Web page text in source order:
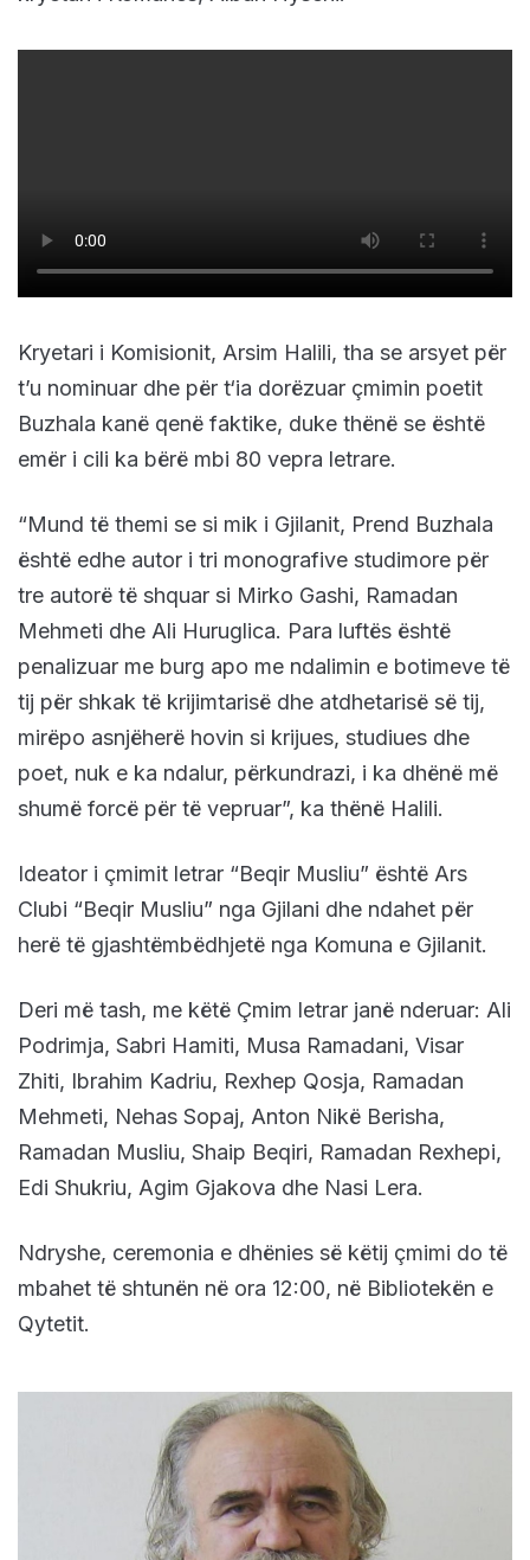
Kryetari i Komisionit, Arsim Halili, tha se arsyet për
t’u nominuar dhe për t‘ia dorëzuar çmimin poetit
Buzhala kanë qenë faktike, duke thënë se është
emër i cili ka bërë mbi 80 vepra letrare.
“Mund të themi se si mik i Gjilanit, Prend Buzhala
është edhe autor i tri monografive studimore për
tre autorë të shquar si Mirko Gashi, Ramadan
Mehmeti dhe Ali Huruglica. Para luftës është
penalizuar me burg apo me ndalimin e botimeve të
tij për shkak të krijimtarisë dhe atdhetarisë së tij,
mirëpo asnjëherë hovin si krijues, studiues dhe
poet, nuk e ka ndalur, përkundrazi, i ka dhënë më
shumë forcë për të vepruar”, ka thënë Halili.
Ideator i çmimit letrar “Beqir Musliu” është Ars
Clubi “Beqir Musliu” nga Gjilani dhe ndahet për
herë të gjashtëmbëdhjetë nga Komuna e Gjilanit.
Deri më tash, me këtë Çmim letrar janë nderuar: Ali
Podrimja, Sabri Hamiti, Musa Ramadani, Visar
Zhiti, Ibrahim Kadriu, Rexhep Qosja, Ramadan
Mehmeti, Nehas Sopaj, Anton Nikë Berisha,
Ramadan Musliu, Shaip Beqiri, Ramadan Rexhepi,
Edi Shukriu, Agim Gjakova dhe Nasi Lera.
Ndryshe, ceremonia e dhënies së këtij çmimi do të
mbahet të shtunën në ora 12:00, në Bibliotekën e
Qytetit.